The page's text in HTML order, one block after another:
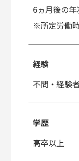
6ヵ月後の
※所定労働
経験
不問・経験
学歴
高卒以上